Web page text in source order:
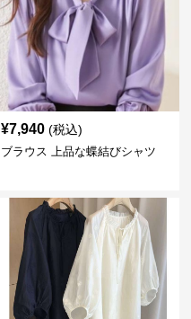
¥7,940 (税込)
ブラウス 上品な蝶結びシャツ